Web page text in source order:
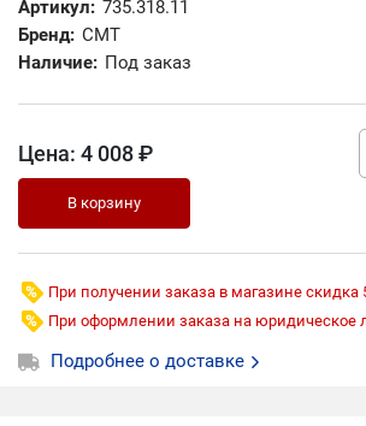
Артикул: 735.318.11
Бренд: CMT
Наличие: Под заказ
Цена: 4 008 ₽
В корзину
При получении заказа в магазине скидка
При оформлении заказа на юридическое
Подробнее о доставке